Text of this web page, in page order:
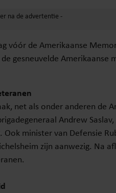
vóór de Amerikaanse
gesneuvelde Amerikaanse
net als onder anderen de
Andrew
minister van Defensie
zijn aanwezig. Na